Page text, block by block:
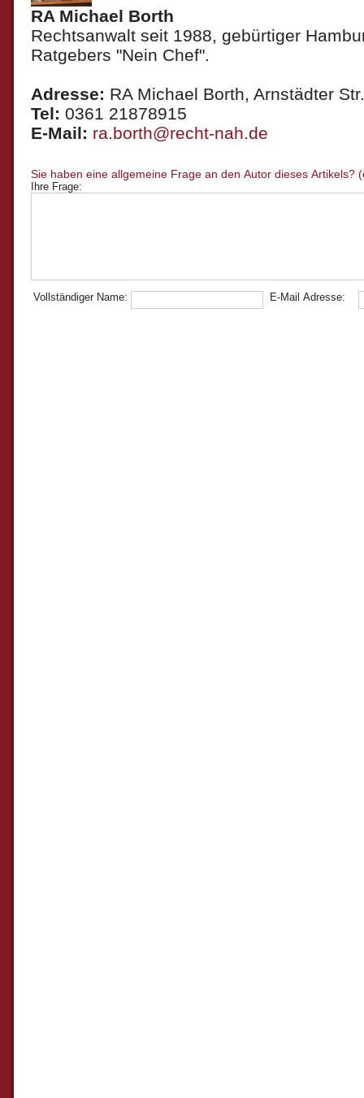
RA Michael Borth
Rechtsanwalt seit 1988, gebürtiger
Ratgebers "Nein Chef".
Adresse: RA Michael Borth, Arnstädter
Tel: 0361 21878915
E-Mail: ra.borth@recht-nah.de
Ihre Frage:
Vollständiger Name: E-Mail Adresse: